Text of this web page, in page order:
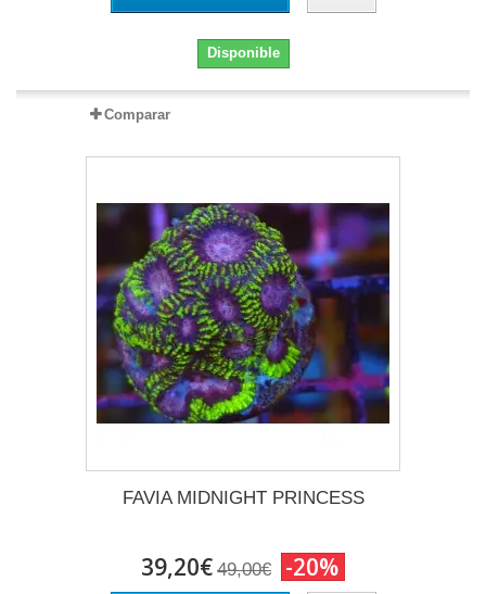
Disponible
Comparar
FAVIA MIDNIGHT PRINCESS
39,20€ 49,00€ -20%